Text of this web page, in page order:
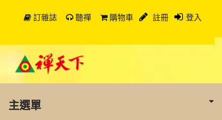
訂雜誌 聽禪 購物車 註冊 登入
主選單